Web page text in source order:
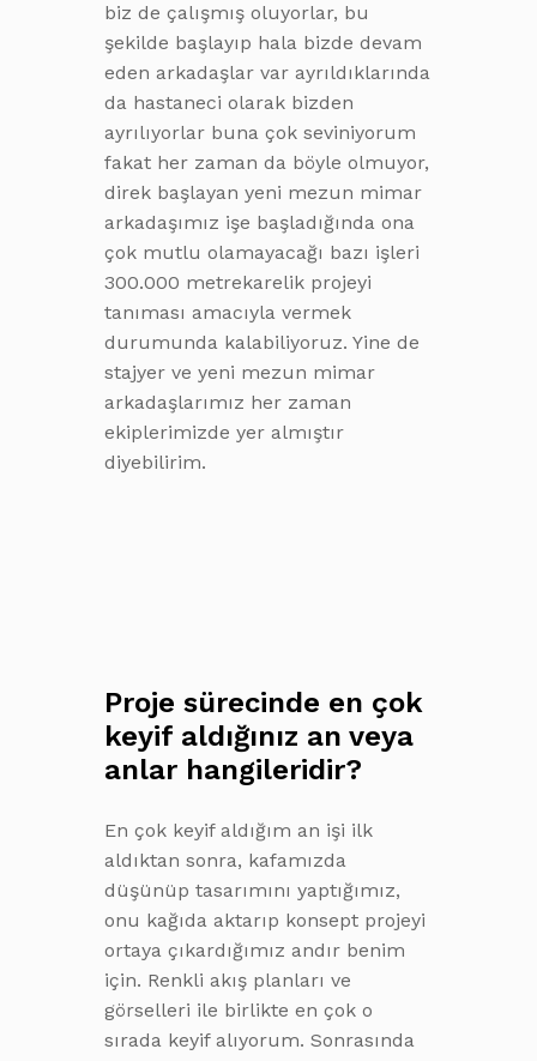
biz de çalışmış oluyorlar, bu
şekilde başlayıp hala bizde devam
eden arkadaşlar var ayrıldıklarında
da hastaneci olarak bizden
ayrılıyorlar buna çok seviniyorum
fakat her zaman da böyle olmuyor,
direk başlayan yeni mezun mimar
arkadaşımız işe başladığında ona
çok mutlu olamayacağı bazı işleri
300.000 metrekarelik projeyi
tanıması amacıyla vermek
durumunda kalabiliyoruz. Yine de
stajyer ve yeni mezun mimar
arkadaşlarımız her zaman
ekiplerimizde yer almıştır
diyebilirim.
Proje sürecinde en çok
keyif aldığınız an veya
anlar hangileridir?
En çok keyif aldığım an işi ilk
aldıktan sonra, kafamızda
düşünüp tasarımını yaptığımız,
onu kağıda aktarıp konsept projeyi
ortaya çıkardığımız andır benim
için. Renkli akış planları ve
görselleri ile birlikte en çok o
sırada keyif alıyorum. Sonrasında